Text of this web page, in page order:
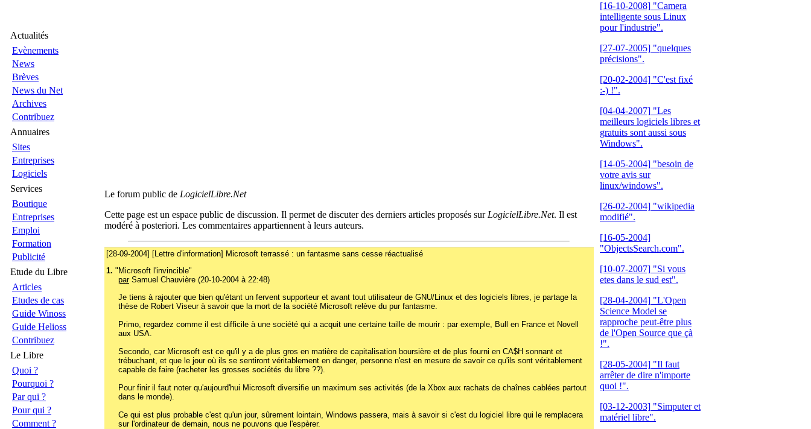
Actualités
Evènements
News
Brèves
News du Net
Archives
Contribuez
Annuaires
Sites
Entreprises
Logiciels
Services
Boutique
Entreprises
Emploi
Formation
Publicité
Etude du Libre
Articles
Etudes de cas
Guide Winoss
Guide Helioss
Contribuez
Le Libre
Quoi ?
Pourquoi ?
Par qui ?
Pour qui ?
Comment ?
Le forum public de LogicielLibre.Net
Cette page est un espace public de discussion. Il permet de discuter des derniers articles proposés sur LogicielLibre.Net. Il est
modéré à posteriori. Les commentaires appartiennent à leurs auteurs.
[28-09-2004] [Lettre d'information] Microsoft terrassé : un fantasme sans cesse réactualisé
1. "Microsoft l'invincible"
parSamuel Chauvière (20-10-2004 à 22:48)
Je tiens à rajouter que bien qu'étant un fervent supporteur et avant tout utilisateur de GNU/Linux et des logiciels libres, je partage la
thèse de Robert Viseur à savoir que la mort de la société Microsoft relève du pur fantasme.
Primo, regardez comme il est difficile à une société qui a acquit une certaine taille de mourir : par exemple, Bull en France et Novell
aux USA.
Secondo, car Microsoft est ce qu'il y a de plus gros en matière de capitalisation boursière et de plus fourni en CA$H sonnant et
trébuchant, et que le jour où ils se sentiront véritablement en danger, personne n'est en mesure de savoir ce qu'ils sont véritablement
capable de faire (racheter les grosses sociétés du libre ??).
Pour finir il faut noter qu'aujourd'hui Microsoft diversifie un maximum ses activités (de la Xbox aux rachats de chaînes cablées partout
dans le monde).
Ce qui est plus probable c'est qu'un jour, sûrement lointain, Windows passera, mais à savoir si c'est du logiciel libre qui le remplacera
sur l'ordinateur de demain, nous ne pouvons que l'espèrer.
[16-10-2008] "Camera
intelligente sous Linux
pour l'industrie".
[27-07-2005] "quelques
précisions".
[20-02-2004] "C'est fixé
:-) !".
[04-04-2007] "Les
meilleurs logiciels libres et
gratuits sont aussi sous
Windows".
[14-05-2004] "besoin de
votre avis sur
linux/windows".
[26-02-2004] "wikipedia
modifié".
[16-05-2004]
"ObjectsSearch.com".
[10-07-2007] "Si vous
etes dans le sud est".
[28-04-2004] "L'Open
Science Model se
rapproche peut-être plus
de l'Open Source que çà
!".
[28-05-2004] "Il faut
arrêter de dire n'importe
quoi !".
[03-12-2003] "Simputer et
matériel libre".